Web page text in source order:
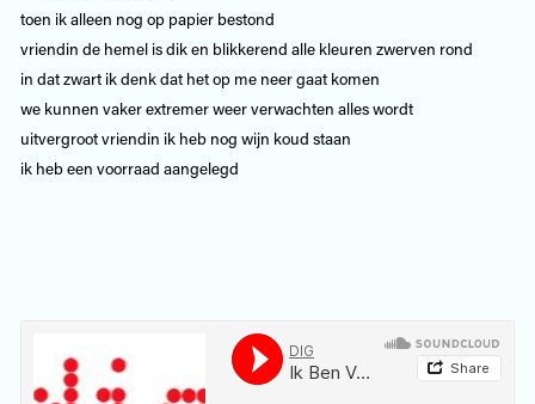
toen ik alleen nog op papier bestond
vriendin de hemel is dik en blikkerend alle kleuren zwerven rond
in dat zwart ik denk dat het op me neer gaat komen
we kunnen vaker extremer weer verwachten alles wordt
uitvergroot vriendin ik heb nog wijn koud staan
ik heb een voorraad aangelegd